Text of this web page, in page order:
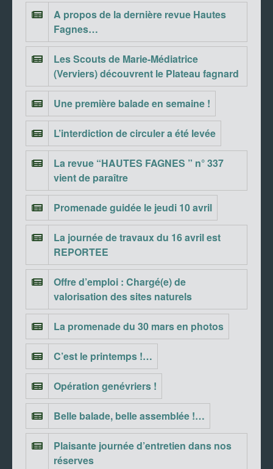
A propos de la dernière revue Hautes
Fagnes…
Les Scouts de Marie-Médiatrice
(Verviers) découvrent le Plateau fagnard
Une première balade en semaine !
L’interdiction de circuler a été levée
La revue “HAUTES FAGNES ” n° 337
vient de paraître
Promenade guidée le jeudi 10 avril
La journée de travaux du 16 avril est
REPORTEE
Offre d’emploi : Chargé(e) de
valorisation des sites naturels
La promenade du 30 mars en photos
C’est le printemps !…
Opération genévriers !
Belle balade, belle assemblée !…
Plaisante journée d’entretien dans nos
réserves